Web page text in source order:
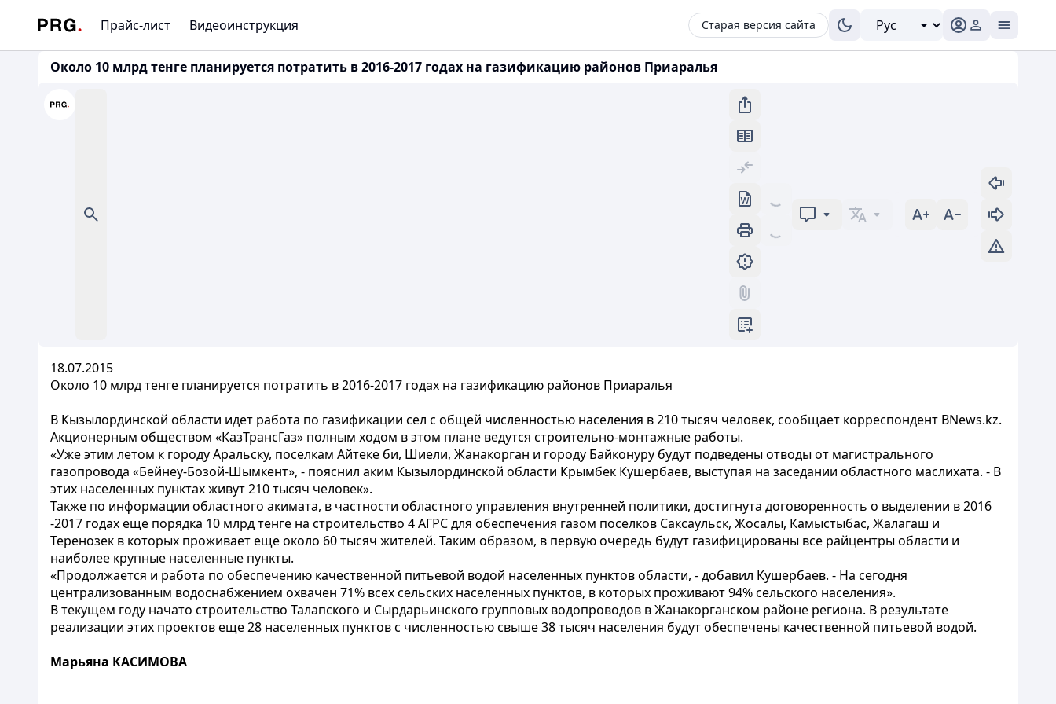
Прайс-лист Видеоинструкция Старая версия сайта
Около 10 млрд тенге планируется потратить в 2016-2017 годах на газификацию районов Приаралья
18.07.2015
Около 10 млрд тенге планируется потратить в 2016-2017 годах на газификацию районов Приаралья
В Кызылординской области идет работа по газификации сел с общей численностью населения в 210 тысяч человек, сообщает корреспондент BNews.kz.
Акционерным обществом «КазТрансГаз» полным ходом в этом плане ведутся строительно-монтажные работы.
«Уже этим летом к городу Аральску, поселкам Айтеке би, Шиели, Жанакорган и городу Байконуру будут подведены отводы от магистрального
газопровода «Бейнеу-Бозой-Шымкент», - пояснил аким Кызылординской области Крымбек Кушербаев, выступая на заседании областного маслихата. - В
этих населенных пунктах живут 210 тысяч человек».
Также по информации областного акимата, в частности областного управления внутренней политики, достигнута договоренность о выделении в 2016
-2017 годах еще порядка 10 млрд тенге на строительство 4 АГРС для обеспечения газом поселков Саксаульск, Жосалы, Камыстыбас, Жалагаш и
Теренозек в которых проживает еще около 60 тысяч жителей. Таким образом, в первую очередь будут газифицированы все райцентры области и
наиболее крупные населенные пункты.
«Продолжается и работа по обеспечению качественной питьевой водой населенных пунктов области, - добавил Кушербаев. - На сегодня
централизованным водоснабжением охвачен 71% всех сельских населенных пунктов, в которых проживают 94% сельского населения».
В текущем году начато строительство Талапского и Сырдарьинского групповых водопроводов в Жанакорганском районе региона. В результате
реализации этих проектов еще 28 населенных пунктов с численностью свыше 38 тысяч населения будут обеспечены качественной питьевой водой.
Марьяна КАСИМОВА